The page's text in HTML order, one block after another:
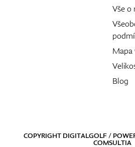
Vše o
Mapa
Blog
COPYRIGHT DIGITALGOLF /
COMSULTIA